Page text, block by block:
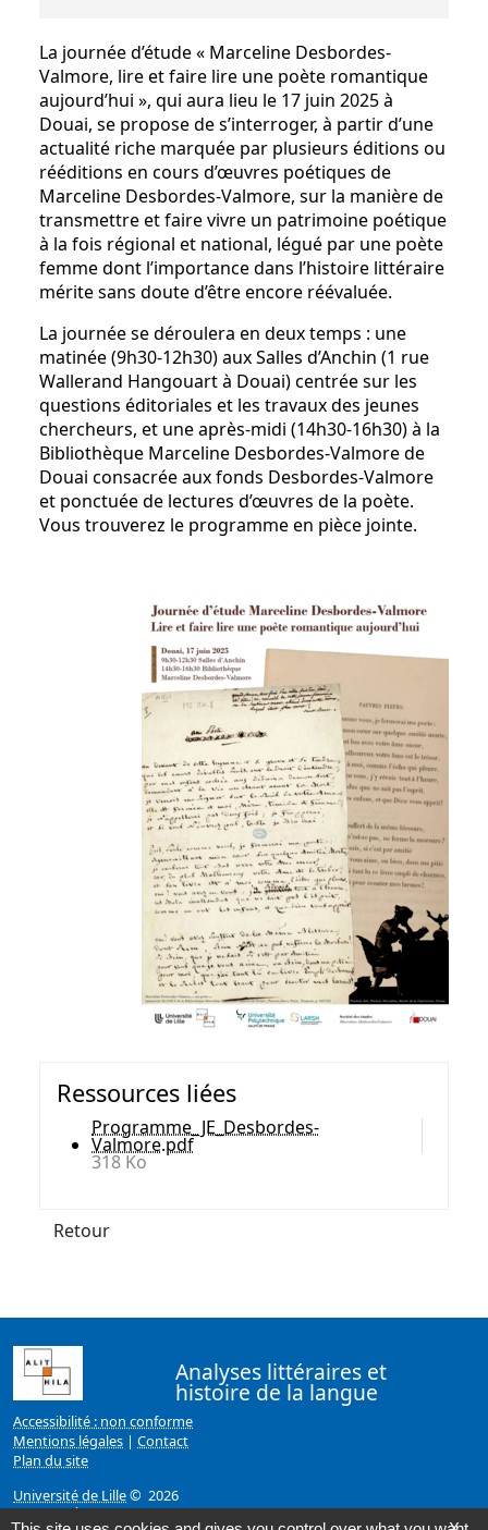
La journée d’étude « Marceline Desbordes-
Valmore, lire et faire lire une poète romantique
aujourd’hui », qui aura lieu le 17 juin 2025 à
Douai, se propose de s’interroger, à partir d’une
actualité riche marquée par plusieurs éditions ou
rééditions en cours d’œuvres poétiques de
Marceline Desbordes-Valmore, sur la manière de
transmettre et faire vivre un patrimoine poétique
à la fois régional et national, légué par une poète
femme dont l’importance dans l’histoire littéraire
mérite sans doute d’être encore réévaluée.
La journée se déroulera en deux temps : une
matinée (9h30-12h30) aux Salles d’Anchin (1 rue
Wallerand Hangouart à Douai) centrée sur les
questions éditoriales et les travaux des jeunes
chercheurs, et une après-midi (14h30-16h30) à la
Bibliothèque Marceline Desbordes-Valmore de
Douai consacrée aux fonds Desbordes-Valmore
et ponctuée de lectures d’œuvres de la poète.
Vous trouverez le programme en pièce jointe.
Ressources liées
Programme_JE_Desbordes-
Valmore.pdf
318 Ko
Retour
Analyses littéraires et
histoire de la langue
Accessibilité : non conforme
Mentions légales | Contact
Plan du site
Université de Lille© 2026
Page mise à jour le 14/12/2020 (12:22)